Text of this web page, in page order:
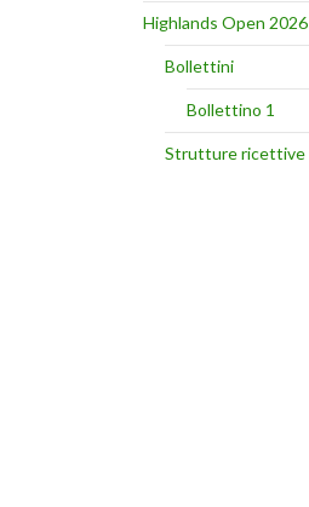
Highlands Open 2026
Bollettini
Bollettino 1
Strutture ricettive